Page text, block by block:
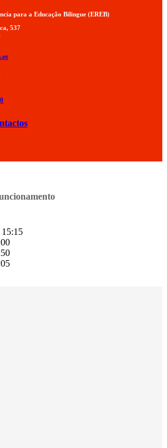
para a Educação Bilingue (EREB)
537